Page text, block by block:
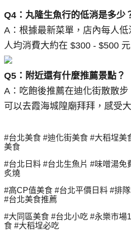
Q4：丸隆生魚行的低消是多少
A：根據最新菜單，店內每人低
人均消費大約在 $300 - $500
Q5：附近還有什麼推薦景點？
A：吃飽後推薦在迪化街散散步
可以去霞海城隍廟拜拜，感受
#台北美食 #迪化街美食 #大稻埕美
美食
#台北日料 #台北生魚片 #味噌湯免
炙燒
#高CP值美食 #台北平價日料 #排
#台北美食推薦
#大同區美食 #台北小吃 #永樂市場
食 #大稻埕必吃